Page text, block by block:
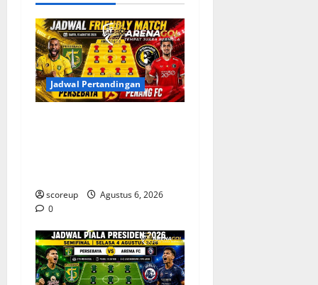
Jadwal Pertandingan
scoreup
Agustus 6, 2026
0